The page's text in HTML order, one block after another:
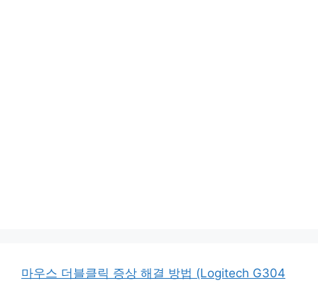
마우스 더블클릭 증상 해결 방법 (Logitech G304